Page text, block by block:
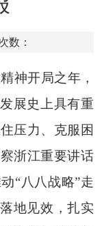
数：
神开局之年，
展史上具有重
压力、克服困
浙江重要讲话
“八八战略”走
地见效，扎实